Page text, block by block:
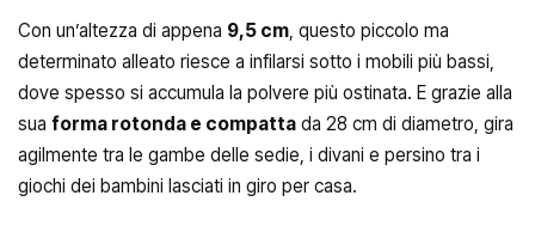
Con un’altezza di appena 9,5 cm, questo piccolo ma
determinato alleato riesce a infilarsi sotto i mobili più bassi,
dove spesso si accumula la polvere più ostinata. E grazie alla
sua forma rotonda e compatta da 28 cm di diametro, gira
agilmente tra le gambe delle sedie, i divani e persino tra i
giochi dei bambini lasciati in giro per casa.